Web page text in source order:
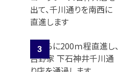
出て、千川通りを南西に
直進します